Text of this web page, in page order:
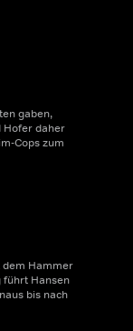
gaben,
Hofer daher
Cops zum
dem Hammer
führt Hansen
bis nach